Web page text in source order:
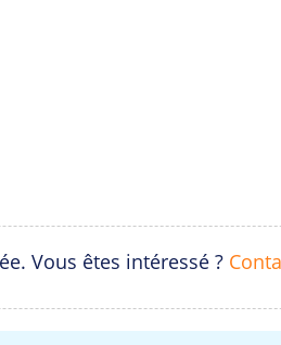
Vous êtes intéressé ?